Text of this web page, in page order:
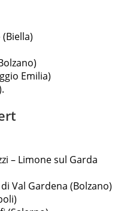
Emilia)
– Limone sul Garda
Val Gardena (Bolzano)